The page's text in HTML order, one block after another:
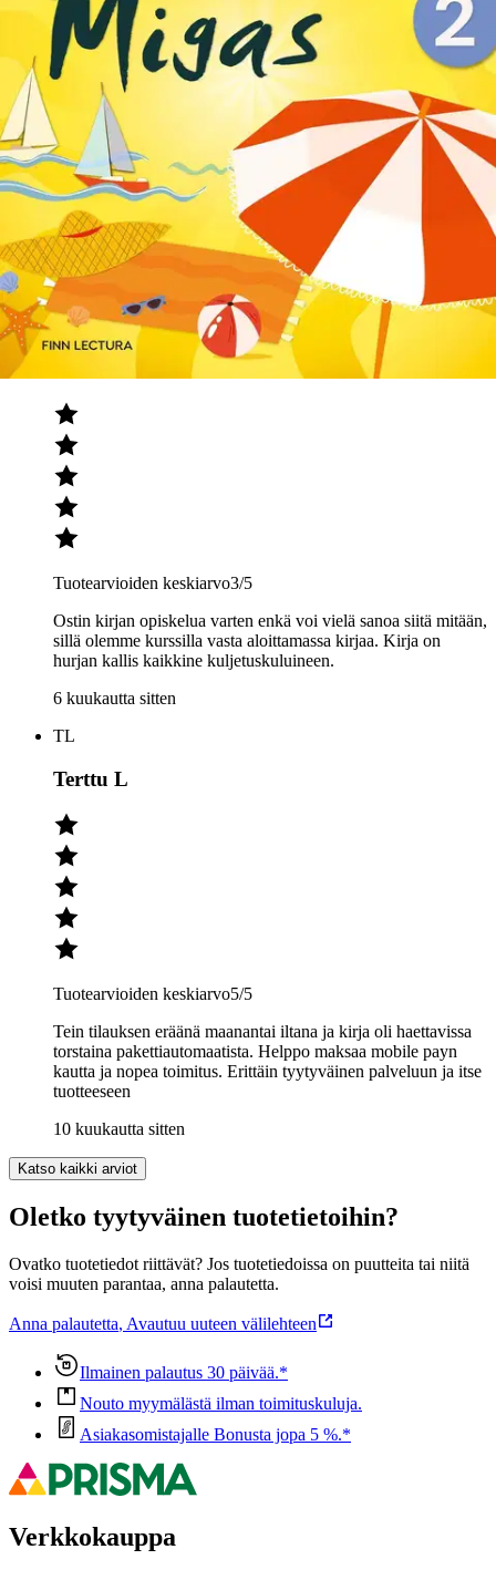
Tuotearvioiden keskiarvo4,3
/5
(3)arviota
Julkaisemme tuotearvioita vain varmistetuista ostoksista. Niitä voivat
kirjoittaa asiakkaat, jotka ovat käyttäneet S-Etukorttia myymälässä
tai verkkokaupassa.
Tuotearvioiden keskiarvo3/5
Ostin kirjan opiskelua varten enkä voi vielä sanoa siitä mitään,
sillä olemme kurssilla vasta aloittamassa kirjaa. Kirja on
hurjan kallis kaikkine kuljetuskuluineen.
6 kuukautta sitten
TL
Terttu L
Tuotearvioiden keskiarvo5/5
Tein tilauksen eräänä maanantai iltana ja kirja oli haettavissa
torstaina pakettiautomaatista. Helppo maksaa mobile payn
kautta ja nopea toimitus. Erittäin tyytyväinen palveluun ja itse
tuotteeseen
10 kuukautta sitten
Katso kaikki arviot
Oletko tyytyväinen tuotetietoihin?
Ovatko tuotetiedot riittävät? Jos tuotetiedoissa on puutteita tai niitä
voisi muuten parantaa, anna palautetta.
Anna palautetta, Avautuu uuteen välilehteen
Ilmainen palautus 30 päivää.*
Nouto myymälästä ilman toimituskuluja.
Asiakasomistajalle Bonusta jopa 5 %.*
Verkkokauppa